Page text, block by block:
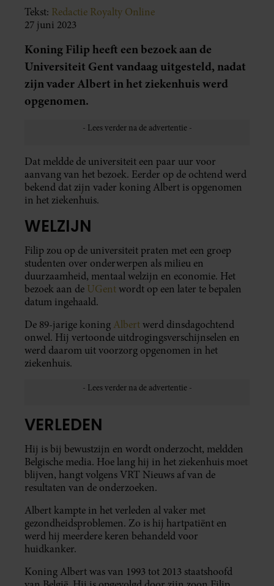
Tekst: Redactie Royalty Online
27 juni 2023
Koning Filip heeft een bezoek aan de
Universiteit Gent vandaag uitgesteld, nadat
zijn vader Albert in het ziekenhuis werd
opgenomen.
Dat meldde de universiteit een paar uur voor
aanvang van het bezoek. Eerder op de ochtend werd
bekend dat zijn vader koning Albert is opgenomen
in het ziekenhuis.
WELZIJN
Filip zou op de universiteit praten met een groep
studenten over onderwerpen als milieu en
duurzaamheid, mentaal welzijn en economie. Het
bezoek aan de UGentwordt op een later te bepalen
datum ingehaald.
De 89-jarige koning Albertwerd dinsdagochtend
onwel. Hij vertoonde uitdrogingsverschijnselen en
werd daarom uit voorzorg opgenomen in het
ziekenhuis.
VERLEDEN
Hij is bij bewustzijn en wordt onderzocht, meldden
Belgische media. Hoe lang hij in het ziekenhuis moet
blijven, hangt volgens VRT Nieuws af van de
resultaten van de onderzoeken.
Albert kampte in het verleden al vaker met
gezondheidsproblemen. Zo is hij hartpatiënt en
werd hij meerdere keren behandeld voor
huidkanker.
Koning Albert was van 1993 tot 2013 staatshoofd